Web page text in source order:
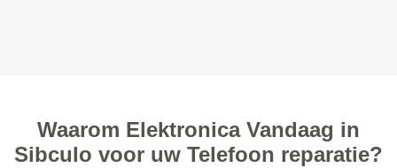
Waarom Elektronica Vandaag in
Sibculo voor uw Telefoon reparatie?